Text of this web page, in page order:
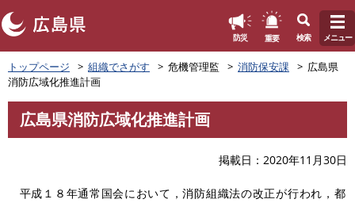
ペ
ー
ジ
の
頭
防災 重要 検索 メニュー
トップページ 組織でさがす 危機管理監 消防保安課
広島県
消防広域化推進計画
文
広島県消防広域化推進計画
掲載日 2020年11月30日
平成１８年通常国会において，消防組織法の改正が行われ，都